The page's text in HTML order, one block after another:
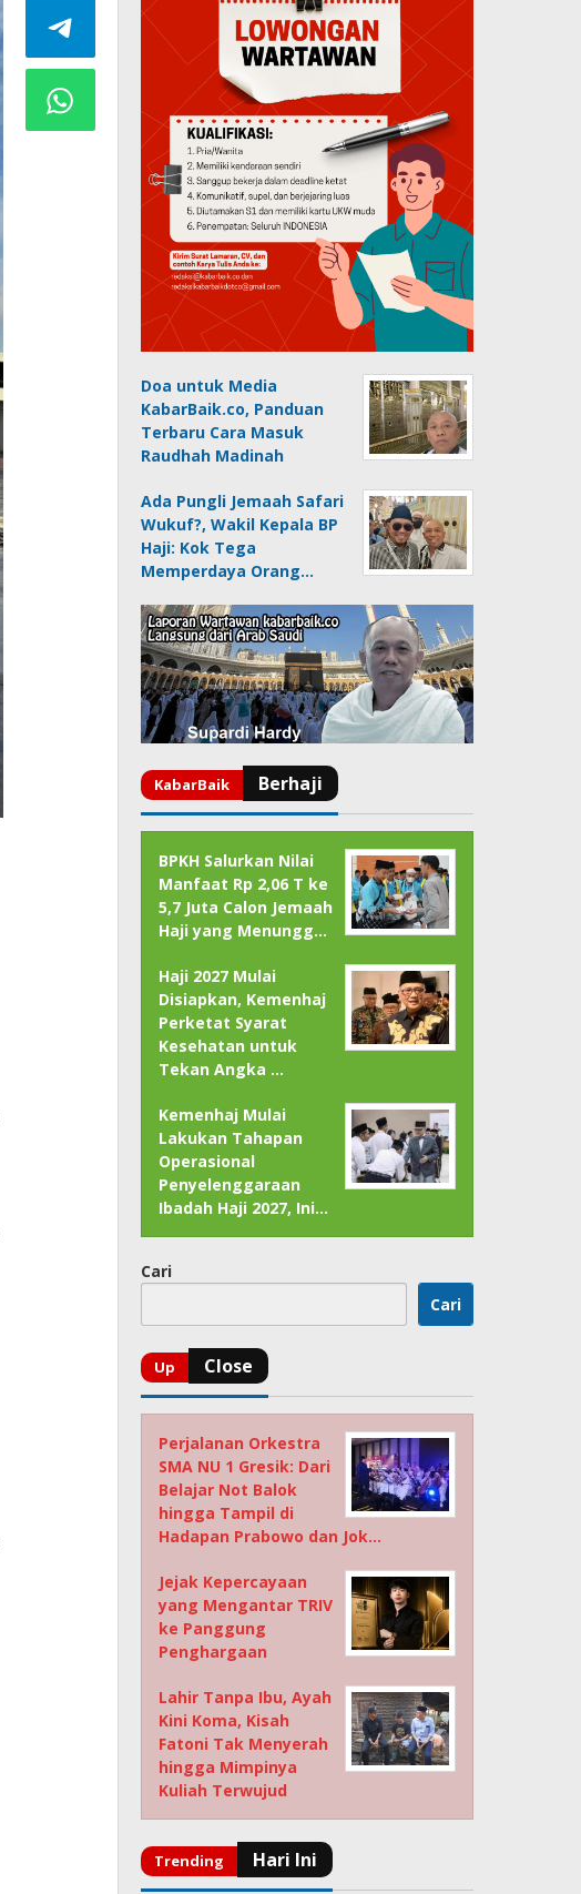
Doa untuk Media
KabarBaik.co, Panduan
Terbaru Cara Masuk
Raudhah Madinah
Ada Pungli Jemaah Safari
Wukuf?, Wakil Kepala BP
Haji: Kok Tega
Memperdaya Orang…
BPKH Salurkan Nilai
Manfaat Rp 2,06 T ke
5,7 Juta Calon Jemaah
Haji yang Menungg…
Haji 2027 Mulai
Disiapkan, Kemenhaj
Perketat Syarat
Kesehatan untuk
Tekan Angka …
Kemenhaj Mulai
Lakukan Tahapan
Operasional
Penyelenggaraan
Ibadah Haji 2027, Ini…
Cari
Cari
Perjalanan Orkestra
SMA NU 1 Gresik: Dari
Belajar Not Balok
hingga Tampil di
Hadapan Prabowo dan Jok…
Jejak Kepercayaan
yang Mengantar TRIV
ke Panggung
Penghargaan
Lahir Tanpa Ibu, Ayah
Kini Koma, Kisah
Fatoni Tak Menyerah
hingga Mimpinya
Kuliah Terwujud